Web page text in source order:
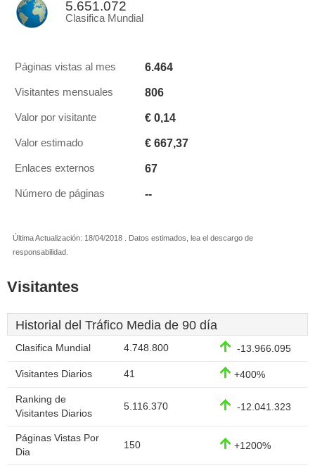
5.651.072
Clasifica Mundial
Páginas vistas al mes 6.464
Visitantes mensuales 806
Valor por visitante € 0,14
Valor estimado € 667,37
Enlaces externos 67
Número de páginas --
Última Actualización: 18/04/2018 . Datos estimados, lea el descargo de
responsabilidad.
Visitantes
Historial del Tráfico Media de 90 día
Clasifica Mundial 4.748.800 -13.966.095
Visitantes Diarios 41 +400%
Ranking de
Visitantes Diarios
5.116.370 -12.041.323
Páginas Vistas Por
Dia
150 +1200%